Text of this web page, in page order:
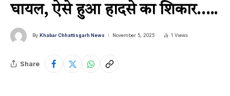
घायल, ऐसे हुआ हादसे का शिकार…..
By Khabar Chhattisgarh News November 5, 2025 1 Views
Share